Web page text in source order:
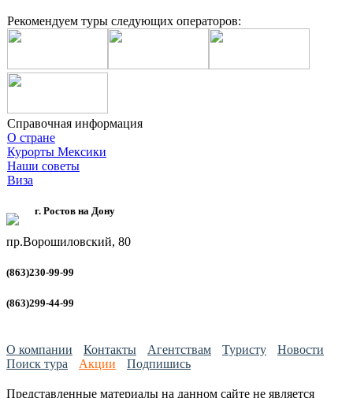
Рекомендуем туры следующих операторов:
Справочная информация
О стране
Курорты Мексики
Наши советы
Виза
г. Ростов на Дону
пр.Ворошиловский, 80
(863)230-99-99
(863)299-44-99
О компании Контакты Агентствам Туристу
Новости
Поиск тура
Акции Подпишись
Представленные материалы на данном сайте не является